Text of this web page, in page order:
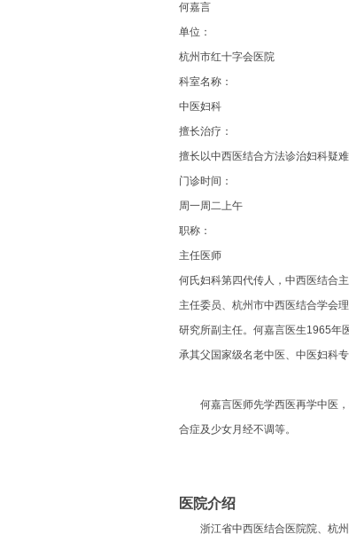
何嘉言
单位：
杭州市红十字会医院
科室名称：
中医妇科
擅长治疗：
擅长以中西医结合方法诊治妇科疑
门诊时间：
周一周二上午
职称：
主任医师
何氏妇科第四代传人，中西医结合
主任委员、杭州市中西医结合学会
研究所副主任。何嘉言医生1965年
承其父国家级名老中医、中医妇科专
何嘉言医师先学西医再学中医，
合症及少女月经不调等。
医院介绍
浙江省中西医结合医院院、杭州